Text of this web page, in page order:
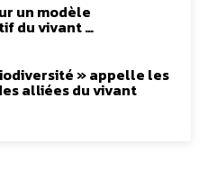
un modèle
du vivant …
» appelle les
alliées du vivant